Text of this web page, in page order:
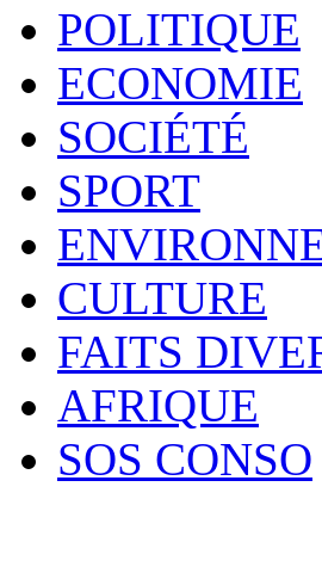
POLITIQUE
ECONOMIE
SOCIÉTÉ
SPORT
CULTURE
FAITS
AFRIQUE
SOS CONSO